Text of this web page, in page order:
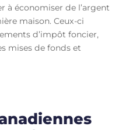
à économiser de l’argent
maison. Ceux-ci
d’impôt foncier,
mises de fonds et